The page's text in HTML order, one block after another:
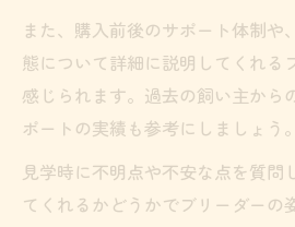
また、購入前後のサポート体制や
態について詳細に説明してくれる
感じられます。過去の飼い主から
ポートの実績も参考にしましょう。
見学時に不明点や不安な点を質問
てくれるかどうかでブリーダーの